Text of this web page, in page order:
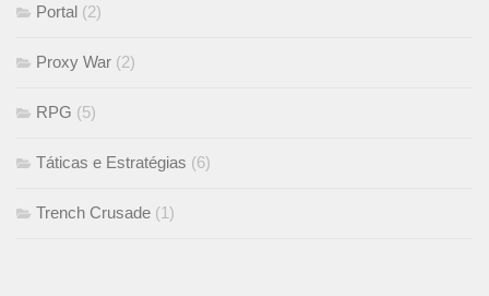
Portal (2)
Proxy War (2)
RPG (5)
Táticas e Estratégias (6)
Trench Crusade (1)